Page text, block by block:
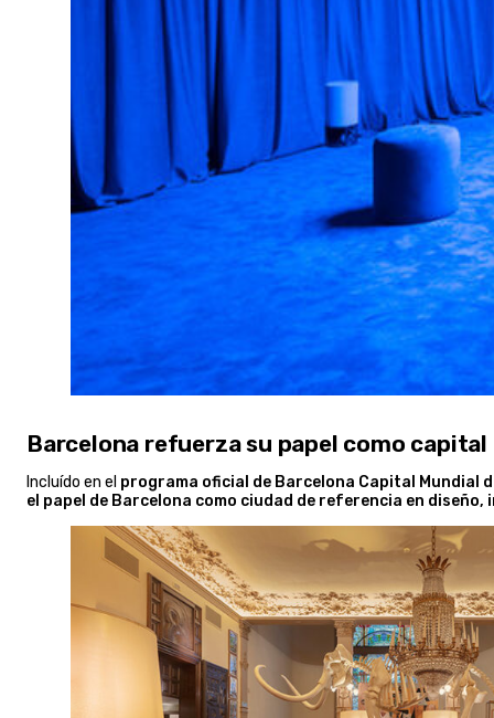
Barcelona refuerza su papel como
Incluído en el programa oficial de Barcelona Capital Mundial
el papel de Barcelona como ciudad de referencia en